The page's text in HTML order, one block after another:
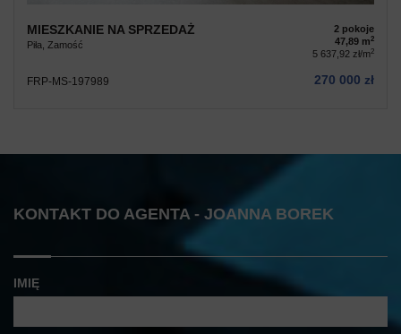
MIESZKANIE NA SPRZEDAŻ
Piła, Zamość
2 pokoje
47,89 m2
5 637,92 zł/m2
FRP-MS-197989 270 000 zł
KONTAKT DO AGENTA - JOANNA BOREK
IMIĘ